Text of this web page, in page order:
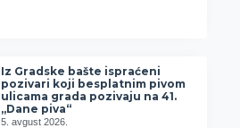
Iz Gradske bašte ispraćeni
pozivari koji besplatnim pivom
ulicama grada pozivaju na 41.
„Dane piva“
5. avgust 2026.